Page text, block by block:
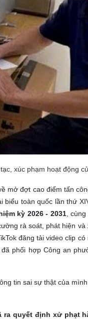
xúc phạm hoạt động
mở đợt cao điểm tấn
toàn quốc lần thứ
kỳ 2026 - 2031, cùng
rà soát, phát hiện
đăng tải video clip
phối hợp Công an
tin sai sự thật của
quyết định xử phạt